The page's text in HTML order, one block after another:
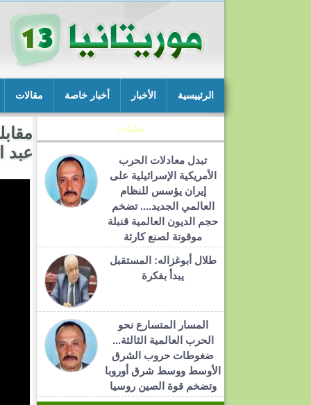
الرئييسية الأخبار أخبار خاصة مقالات
تحليلات
تبدل معادلات الحرب
الأمريكية الإسرائيلية على
إيران يؤسس للنظام
العالمي الجديد.... تضخم
حجم الديون العالمية قنبلة
موقوتة لصنع كارثة
طلال أبوغزاله: المستقبل
يبدأ بفكرة
المسار المتسارع نحو
الحرب العالمية الثالثة...
ضغوطات حروب الشرق
الأوسط ووسط شرق أوروبا
وتضخم قوة الصين روسيا
عبد